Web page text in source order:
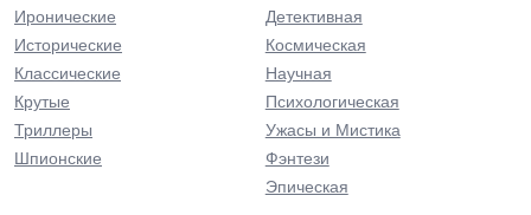
Иронические
Исторические
Классические
Крутые
Триллеры
Шпионские
Детективная
Космическая
Научная
Психологическая
Ужасы и Мистика
Фэнтези
Эпическая